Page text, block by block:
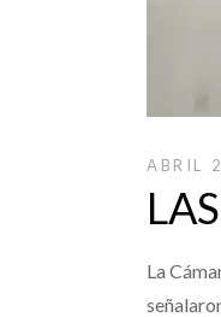
ABRIL
La